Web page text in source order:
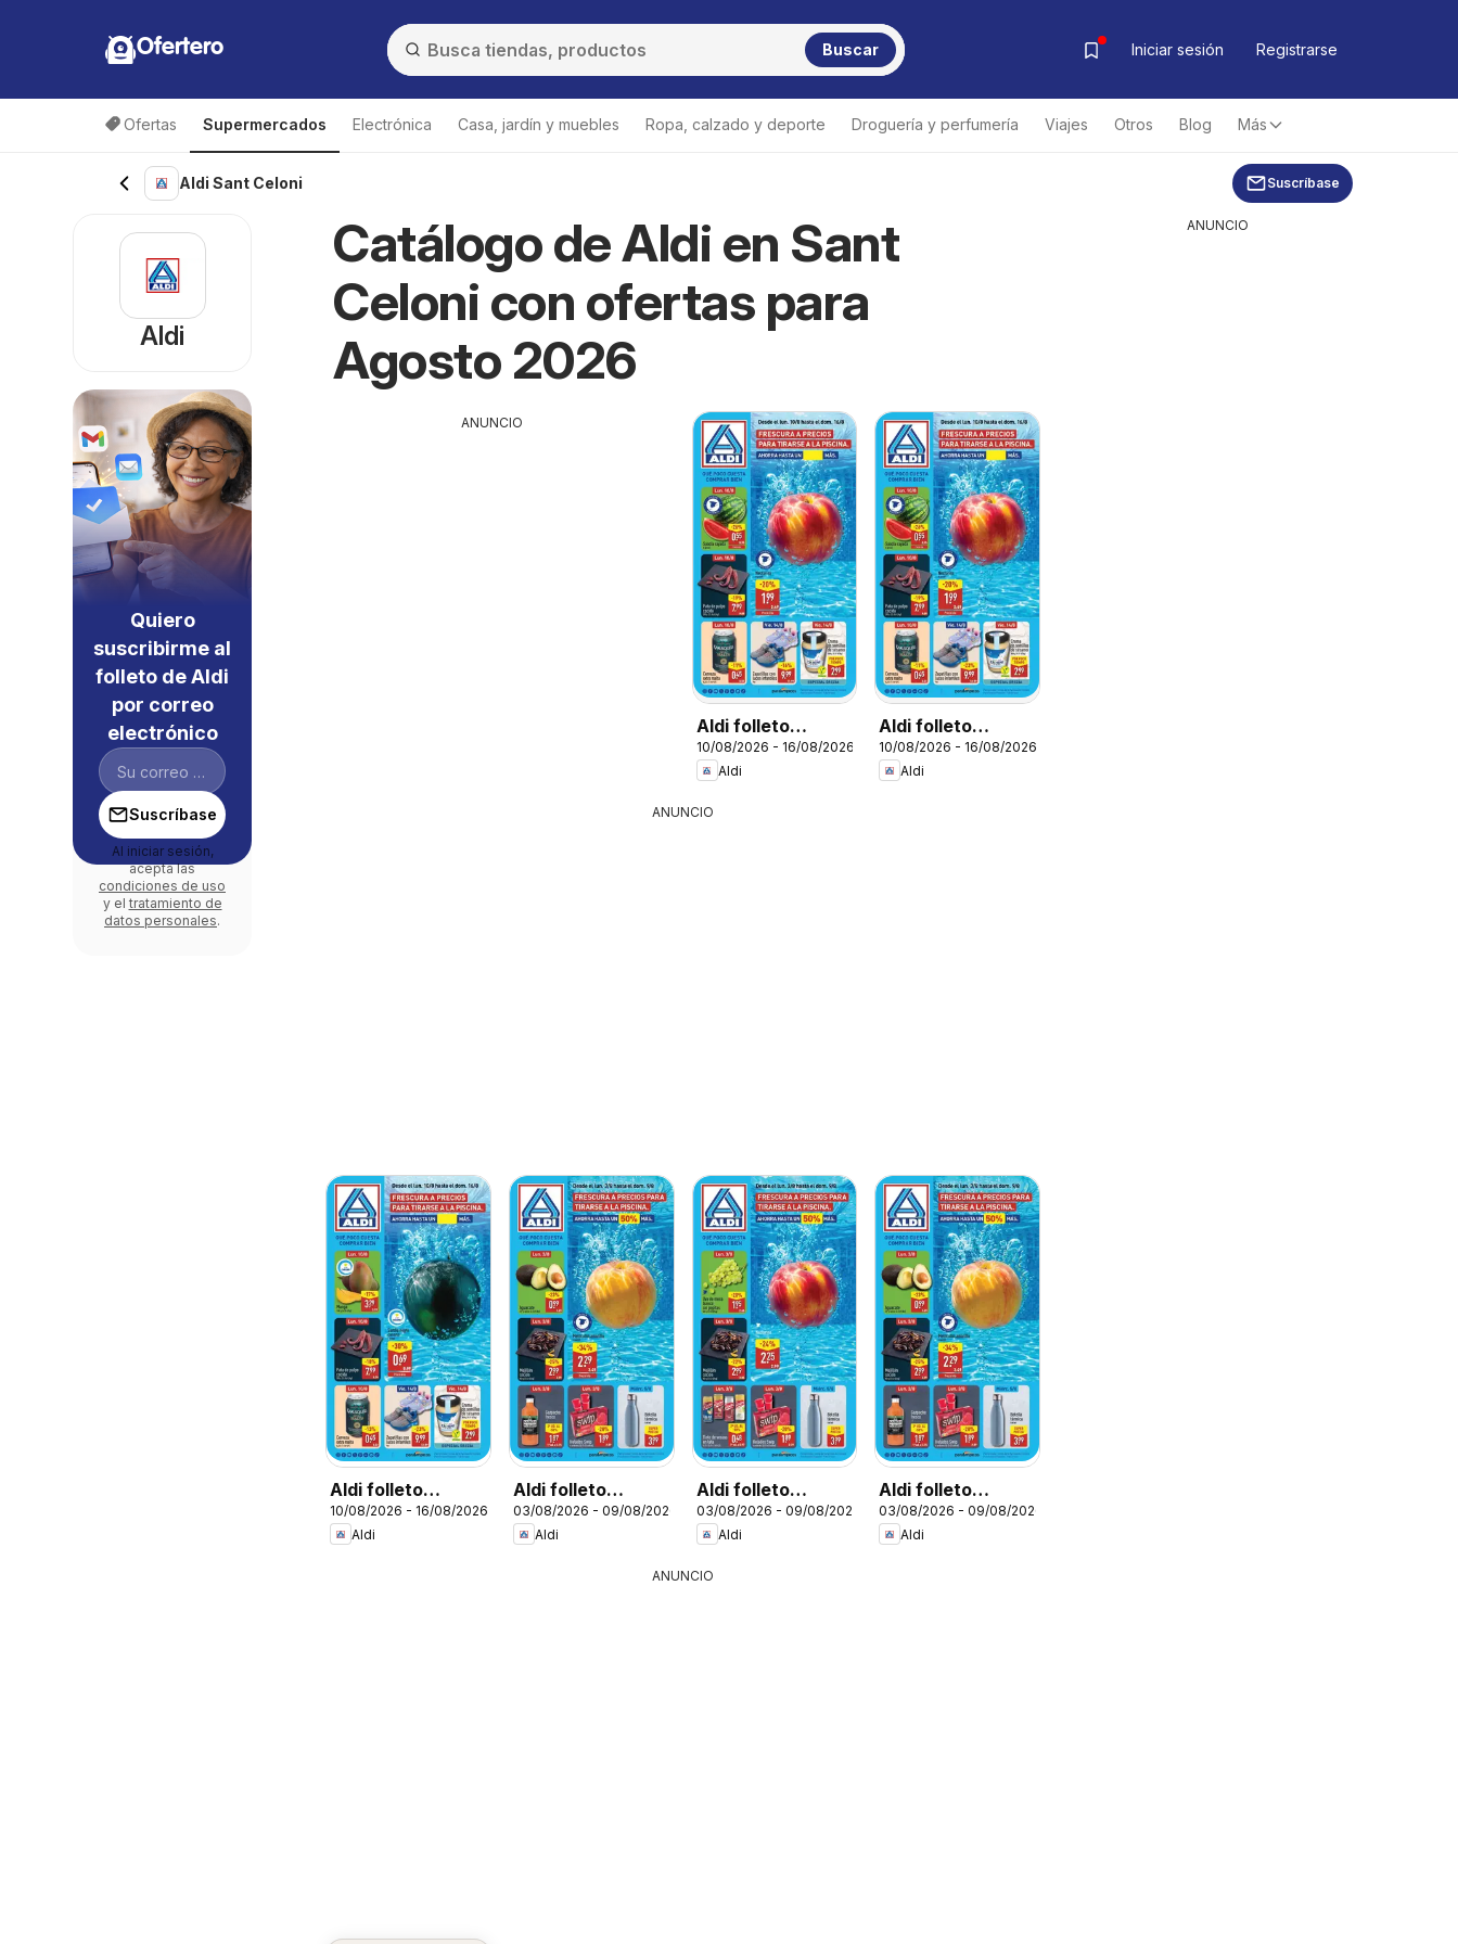
Ofertero Buscar Iniciar sesión Registrarse
Ofertas Supermercados Electrónica Casa, jardín y muebles Ropa, calzado y deporte Droguería y perfumería Viajes Otros Blog Más
Aldi Sant Celoni Suscríbase
Catálogo de Aldi en Sant
Celoni con ofertas para
Agosto 2026
ANUNCIO
Aldi folleto
Península
10/08/2026 - 16/08/2026
Aldi
Aldi folleto
Baleares
10/08/2026 - 16/08/2026
Aldi
ANUNCIO
Aldi folleto
Canarias
10/08/2026 - 16/08/2026
Aldi
Aldi folleto
Península
03/08/2026 - 09/08/2026
Aldi
Aldi folleto
Canarias
03/08/2026 - 09/08/2026
Aldi
Aldi folleto
Baleares
03/08/2026 - 09/08/2026
Aldi
ANUNCIO
Aldi
Quiero
suscribirme al
folleto de Aldi
por correo
electrónico
Suscríbase
Al iniciar sesión,
acepta las
condiciones de uso
y el tratamiento de
datos personales.
ANUNCIO